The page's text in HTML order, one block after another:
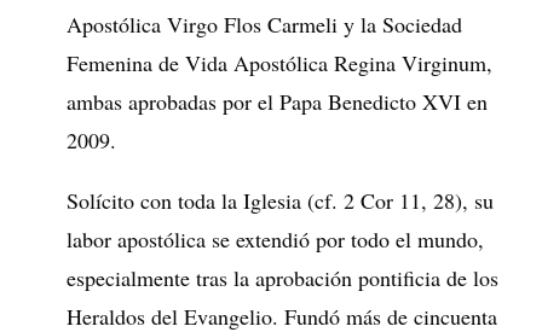
Apostólica Virgo Flos Carmeli y la Sociedad
Femenina de Vida Apostólica Regina Virginum,
ambas aprobadas por el Papa Benedicto XVI en
2009.
Solícito con toda la Iglesia (cf. 2 Cor 11, 28), su
labor apostólica se extendió por todo el mundo,
especialmente tras la aprobación pontificia de los
Heraldos del Evangelio. Fundó más de cincuenta